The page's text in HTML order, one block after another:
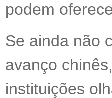
podem
Se ainda não
avanço
instituições